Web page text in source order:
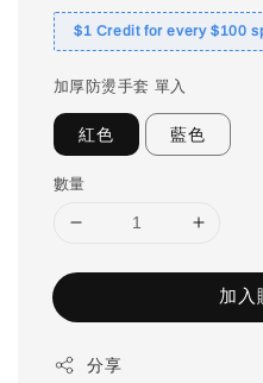
$1 Credit for every $100
加厚防燙手套 單入
紅色 藍色
數量
加入
分享